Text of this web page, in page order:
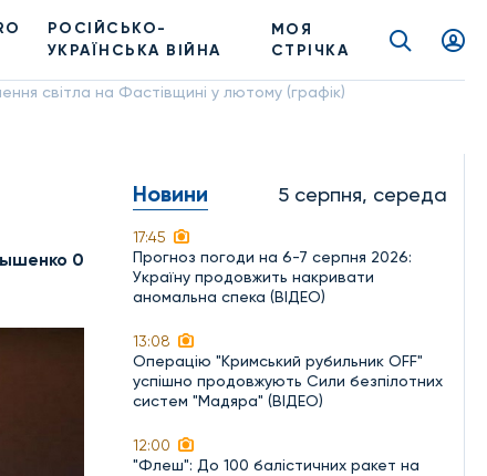
РОСІЙСЬКО-
УКРАЇНСЬКА ВІЙНА
МОЯ
СТРІЧКА
світла на Фастівщині у лютому (графік)
0
Новини 5 серпня, середа
17:45
Прогноз погоди на 6-7 серпня 2026:
Україну продовжить накривати
аномальна спека (ВІДЕО)
13:08
Операцію "Кримський рубильник OFF"
успішно продовжують Сили безпілотних
систем "Мадяра" (ВІДЕО)
12:00
"Флеш": До 100 балістичних ракет на